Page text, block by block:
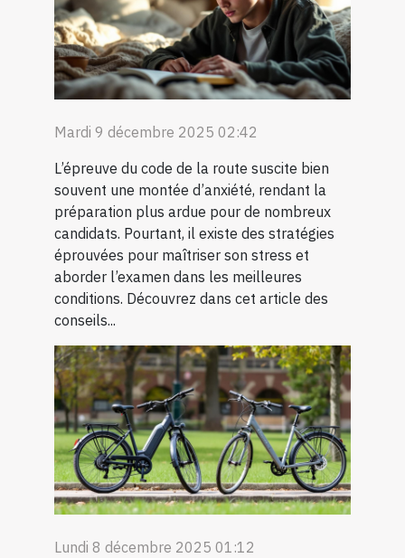
Mardi 9 décembre 2025 02:42
L’épreuve du code de la route suscite bien
souvent une montée d’anxiété, rendant la
préparation plus ardue pour de nombreux
candidats. Pourtant, il existe des stratégies
éprouvées pour maîtriser son stress et
aborder l’examen dans les meilleures
conditions. Découvrez dans cet article des
conseils...
Lundi 8 décembre 2025 01:12